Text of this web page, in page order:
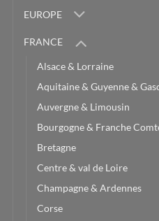
EUROPE
FRANCE
Alsace & Lorraine
Aquitaine & Guyenne &
Auvergne & Limousin
Bourgogne & Franche
Bretagne
Centre & val de Loire
Champagne & Ardennes
Corse